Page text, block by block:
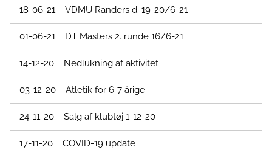
18-06-21 VDMU Randers d. 19-20/6-21
01-06-21 DT Masters 2. runde 16/6-21
14-12-20 Nedlukning af aktivitet
03-12-20 Atletik for 6-7 årige
24-11-20 Salg af klubtøj 1-12-20
17-11-20 COVID-19 update